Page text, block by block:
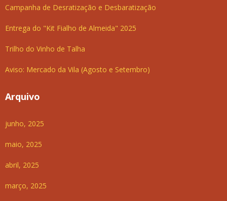
Campanha de Desratização e Desbaratização
Entrega do "Kit Fialho de Almeida" 2025
Trilho do Vinho de Talha
Aviso: Mercado da Vila (Agosto e Setembro)
Arquivo
junho, 2025
maio, 2025
abril, 2025
março, 2025